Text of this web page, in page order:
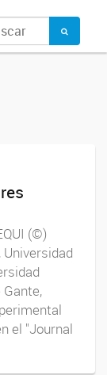
(©)
Universidad
el "Journal